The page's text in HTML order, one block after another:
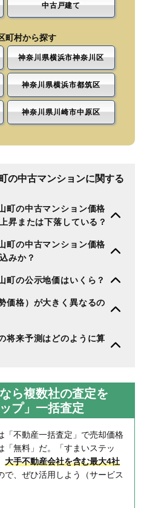
中古戸建て
町村から探す
神奈川県横浜市神奈川区
神奈川県横浜市都筑区
神奈川県川崎市中原区
の中古マンションに関する
町の中古マンション価格
昇または下落している？
町の中古マンション価格
みか？
町の公示地価はいくら？
価格）が大きく異なるの
将来予測はどのように算
ら複数社の査定を
プ」一括査定
「不動産一括査定」で売却価格
「無料」だ。「すまいステッ
大手不動産会社を含む最大4社
で、ぜひ活用しよう（サービス